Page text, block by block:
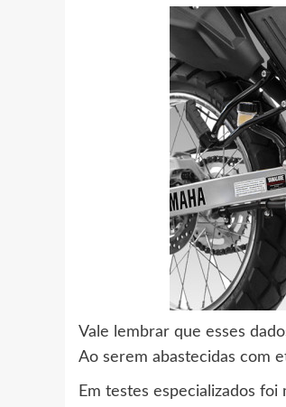
Vale lembrar que esses
Ao serem abastecidas com
Em testes especializados